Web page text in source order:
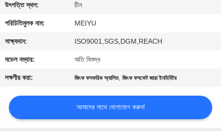
গুণমান
নিয়ন্ত্রণ
আমাদের
সাথে
একটি
উৎপত্তি স্থল: চীন
পরিচিতিমুলক নাম: MEIYU
সাক্ষ্যদান: ISO9001,SGS,DGM,REACH
মডেল নম্বার: অতি বিশুদ্ধ
লক্ষণীয় করা: জিংক ফসফরিক অ্যাসিড,জিংক ফসফেট জারা ইনহিবিটর
আমাদের সাথে যোগাযোগ করুন!